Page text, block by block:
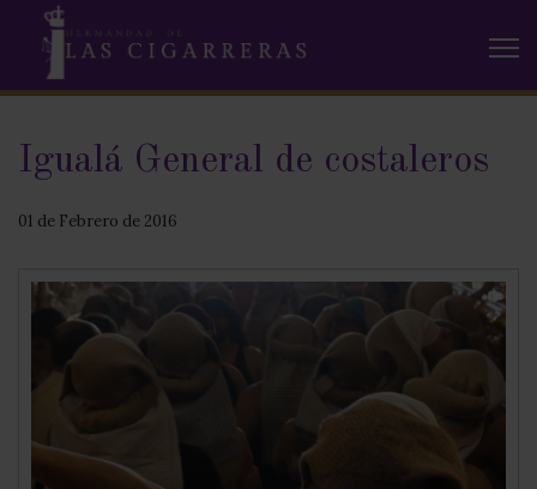
Igualá General de costaleros
01 de Febrero de 2016